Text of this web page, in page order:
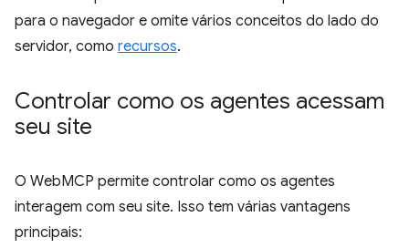
para o navegador e omite vários conceitos do lado do
servidor, como recursos.
Controlar como os agentes acessam
seu site
O WebMCP permite controlar como os agentes
interagem com seu site. Isso tem várias vantagens
principais: